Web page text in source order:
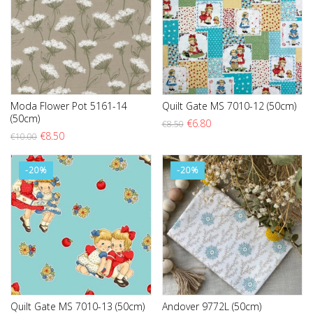
Moda Flower Pot 5161-14
(50cm)
€10.00 O preço original era: €10.00.
€8.50O preço atual é: €8.50.
Quilt Gate MS 7010-12 (50cm)
€8.50 O preço original era:
€6.80O preço atual é:
-20%
Quilt Gate MS 7010-13 (50cm)
-20%
Andover 9772L (50cm)